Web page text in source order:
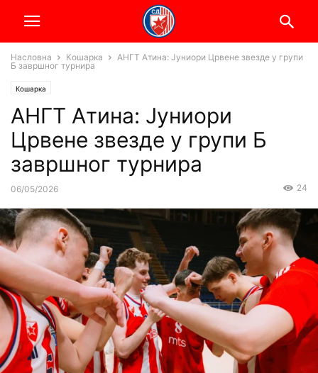
Насловна Кошарка
АНГТ Атина: Јуниори Црвене звезде у групи
Б завршног турнира
Кошарка
АНГТ Атина: Јуниори
Црвене звезде у групи Б
завршног турнира
06/05/2026 24